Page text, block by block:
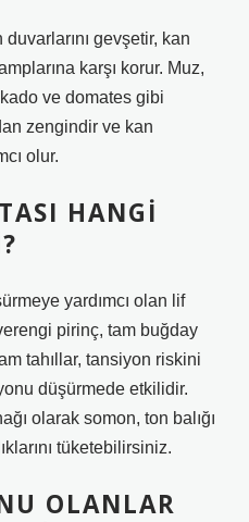
gevşetir, kan
karşı korur. Muz,
ve domates gibi
zengindir ve kan
olur.
HANGI
yardımcı olan lif
pirinç, tam buğday
tahıllar, tansiyon riskini
düşürmede etkilidir.
olarak somon, ton balığı
tüketebilirsiniz.
OLANLAR